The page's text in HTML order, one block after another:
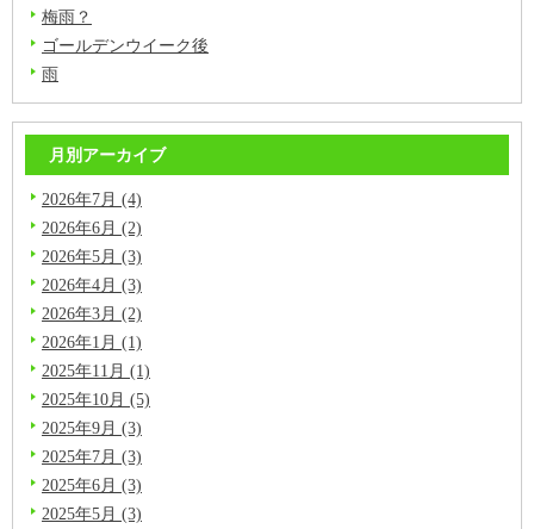
梅雨？
ゴールデンウイーク後
雨
月別アーカイブ
2026年7月 (4)
2026年6月 (2)
2026年5月 (3)
2026年4月 (3)
2026年3月 (2)
2026年1月 (1)
2025年11月 (1)
2025年10月 (5)
2025年9月 (3)
2025年7月 (3)
2025年6月 (3)
2025年5月 (3)